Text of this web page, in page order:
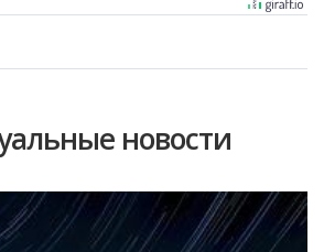
новости